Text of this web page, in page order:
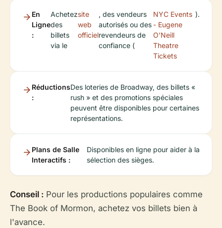
En
Ligne
:
Achetez
des
billets
via le
site
web
officiel
, des vendeurs
autorisés ou des
revendeurs de
confiance (
NYC Events
- Eugene
O’Neill
Theatre
Tickets
).
Réductions
:
Des loteries de Broadway, des billets «
rush » et des promotions spéciales
peuvent être disponibles pour certaines
représentations.
Plans de Salle
Interactifs :
Disponibles en ligne pour aider à la
sélection des sièges.
Conseil : Pour les productions populaires comme
The Book of Mormon, achetez vos billets bien à
l'avance.